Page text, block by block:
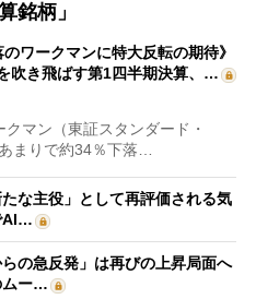
銘柄」
のワークマンに特大反転の期待》
吹き飛ばす第1四半期決算、…
マン（東証スタンダード・
まりで約34％下落…
な主役」として再評価される気
AI…
の急反発」は再びの上昇局面へ
ムー…